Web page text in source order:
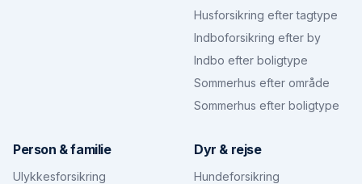
Husforsikring efter tagtype
Indboforsikring efter by
Indbo efter boligtype
Sommerhus efter område
Sommerhus efter boligtype
Person & familie
Ulykkesforsikring
Dyr & rejse
Hundeforsikring